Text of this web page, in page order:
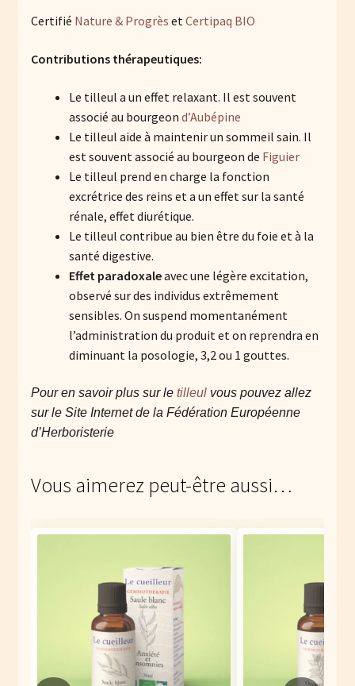
Certifié Nature & Progrès etCertipaq BIO
Contributions thérapeutiques:
Le tilleul a un effet relaxant. Il est souvent
associé au bourgeon d’Aubépine
Le tilleul aide à maintenir un sommeil sain. Il
est souvent associé au bourgeon de Figuier
Le tilleul prend en charge la fonction
excrétrice des reins et a un effet sur la santé
rénale, effet diurétique.
Le tilleul contribue au bien être du foie et à la
santé digestive.
Effet paradoxaleavec une légère excitation,
observé sur des individus extrêmement
sensibles. On suspend momentanément
l’administration du produit et on reprendra en
diminuant la posologie, 3,2 ou 1 gouttes.
Pour en savoir plus surle tilleulvous pouvez allez
sur le Site Internet de la Fédération Européenne
d’Herboristerie
Vous aimerez peut-être aussi…